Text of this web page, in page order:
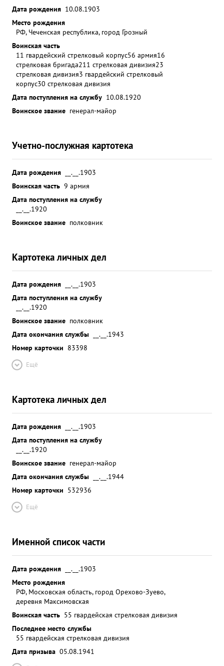
Дата рождения 10.08.1903
Место рождения
РФ, Чеченская республика, город Грозный
Воинская часть
11 гвардейский стрелковый корпус56 армия16
стрелковая бригада211 стрелковая дивизия23
стрелковая дивизия3 гвардейский стрелковый
корпус30 стрелковая дивизия
Дата поступления на службу 10.08.1920
Воинское звание генерал-майор
Учетно-послужная картотека
Дата рождения
__.__.1903
Воинская часть 9 армия
Дата поступления на службу
__.__.1920
Воинское звание полковник
Картотека личных дел
Дата рождения
__.__.1903
Дата поступления на службу
__.__.1920
Воинское звание полковник
Дата окончания службы
__.__.1943
Номер карточки 83398
Ещё
Картотека личных дел
Дата рождения
__.__.1903
Дата поступления на службу
__.__.1920
Воинское звание генерал-майор
Дата окончания службы
__.__.1944
Номер карточки 532936
Ещё
Именной список части
Дата рождения
__.__.1903
Место рождения
РФ, Московская область, город Орехово-Зуево,
деревня Максимовская
Воинская часть 55 гвардейская стрелковая дивизия
Последнее место службы
55 гвардейская стрелковая дивизия
Дата призыва 05.08.1941